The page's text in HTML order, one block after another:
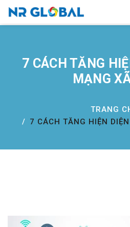
Dịch
Website
7 CÁCH TĂNG
MẠNG
TRANG
7 CÁCH TĂNG HIỆN